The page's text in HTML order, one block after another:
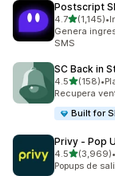
Postscript
4.7de 5(1,145)
1145 reseñas
•
Genera
SMS
SC Back in
4.5de 5(158)
158 reseñas
•
Recupera
Built for
Privy ‑ Pop
4.5de 5(3,969)
3969 •
Popups de